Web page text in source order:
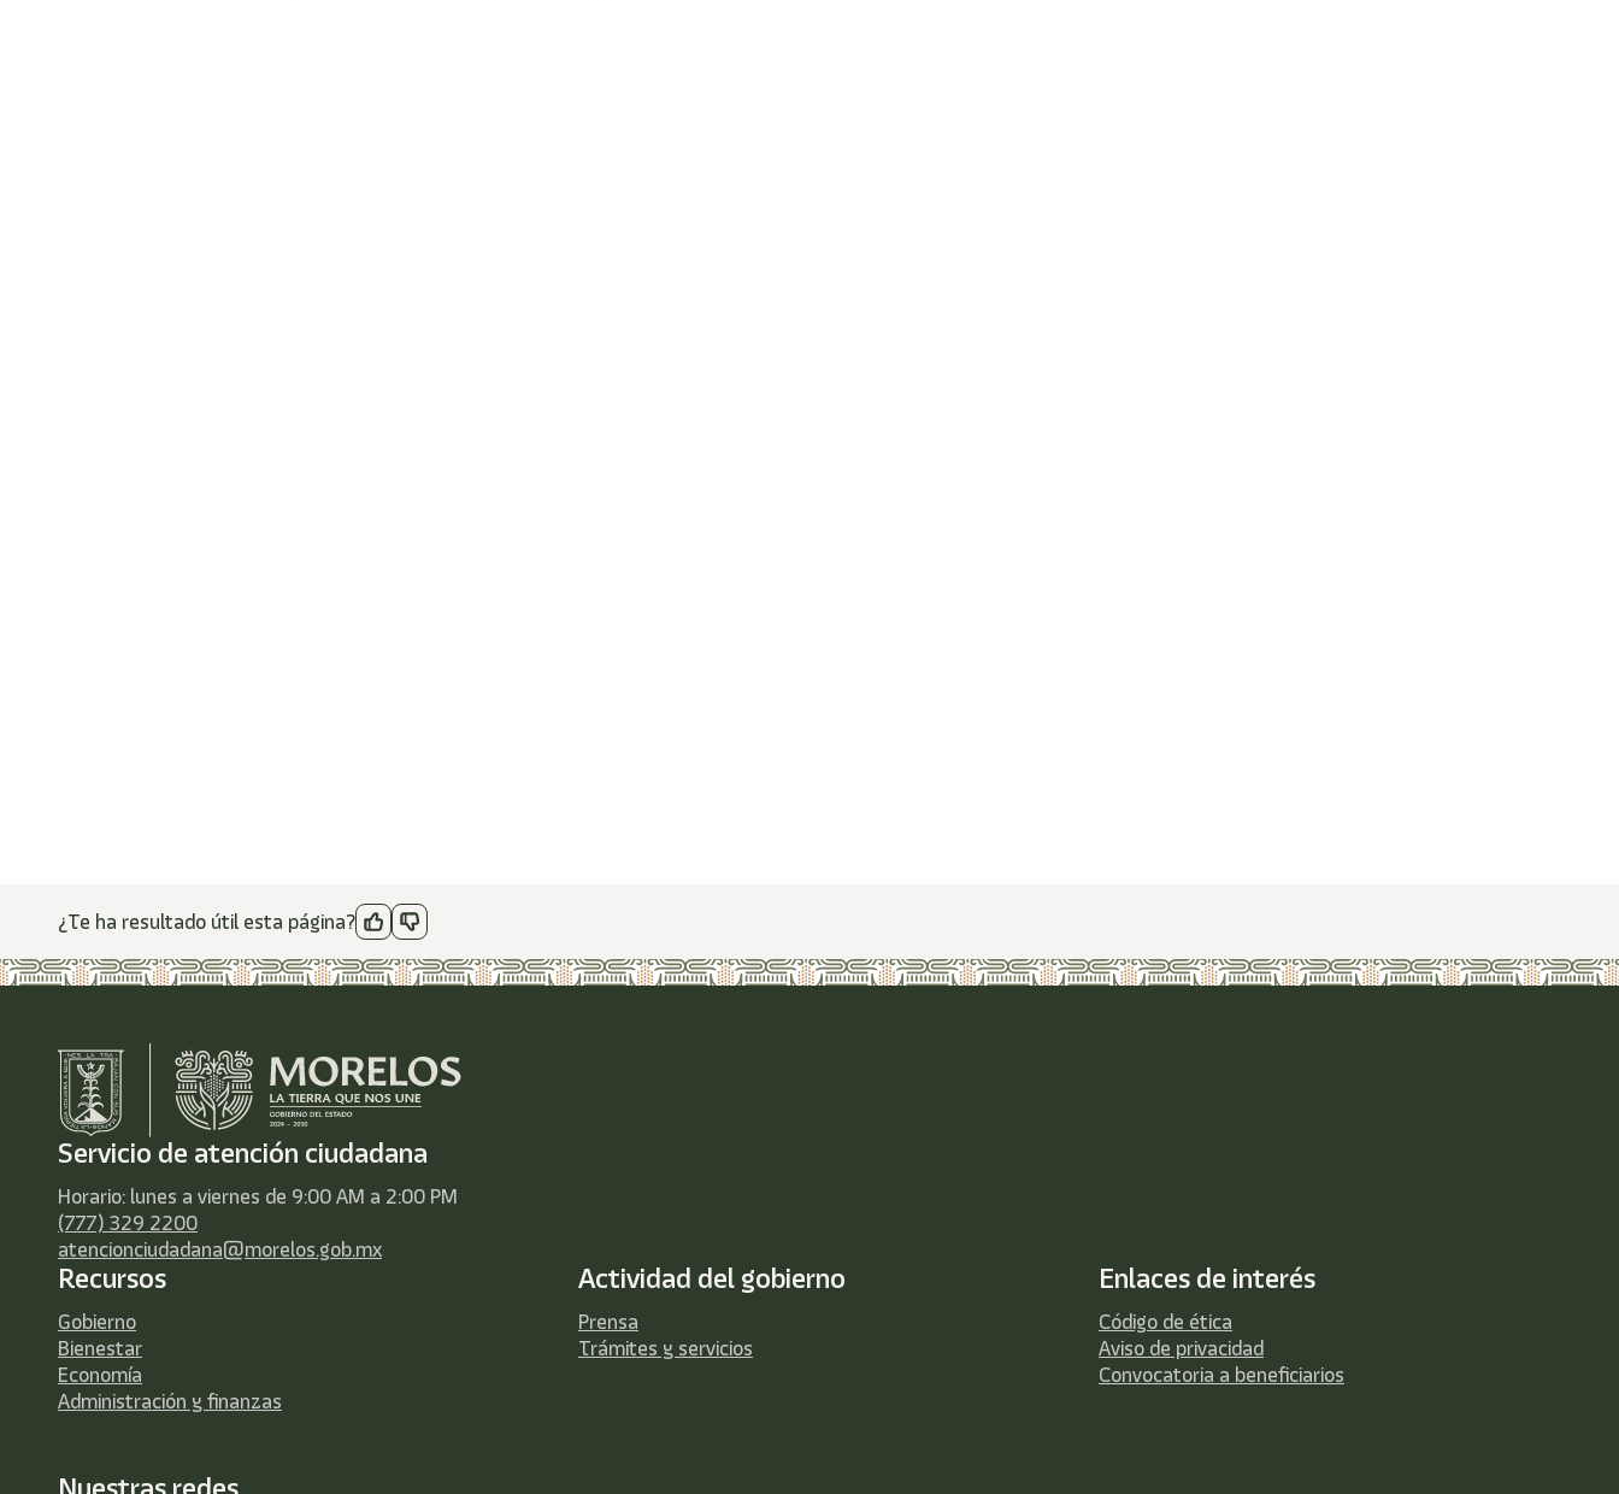
¿Te ha resultado útil esta página?
Servicio de atención ciudadana
Horario: lunes a viernes de 9:00 AM a 2:00 PM
(777) 329 2200
atencionciudadana@morelos.gob.mx
Recursos
Gobierno
Bienestar
Economía
Administración y finanzas
Actividad del gobierno
Prensa
Trámites y servicios
Enlaces de interés
Código de ética
Aviso de privacidad
Convocatoria a beneficiarios